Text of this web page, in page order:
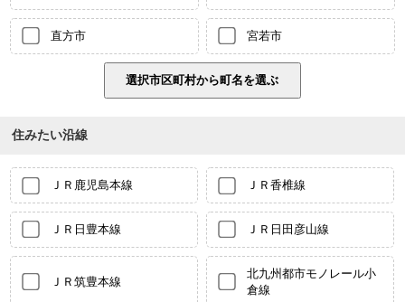
直方市 宮若市
住みたい沿線
ＪＲ鹿児島本線 ＪＲ香椎線
ＪＲ日豊本線 ＪＲ日田彦山線
ＪＲ筑豊本線
北九州都市モノレール小
倉線